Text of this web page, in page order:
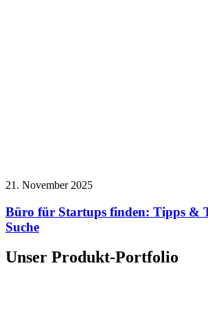
21. November 2025
Büro für Startups finden: Tipps &
Suche
Unser Produkt-Portfolio